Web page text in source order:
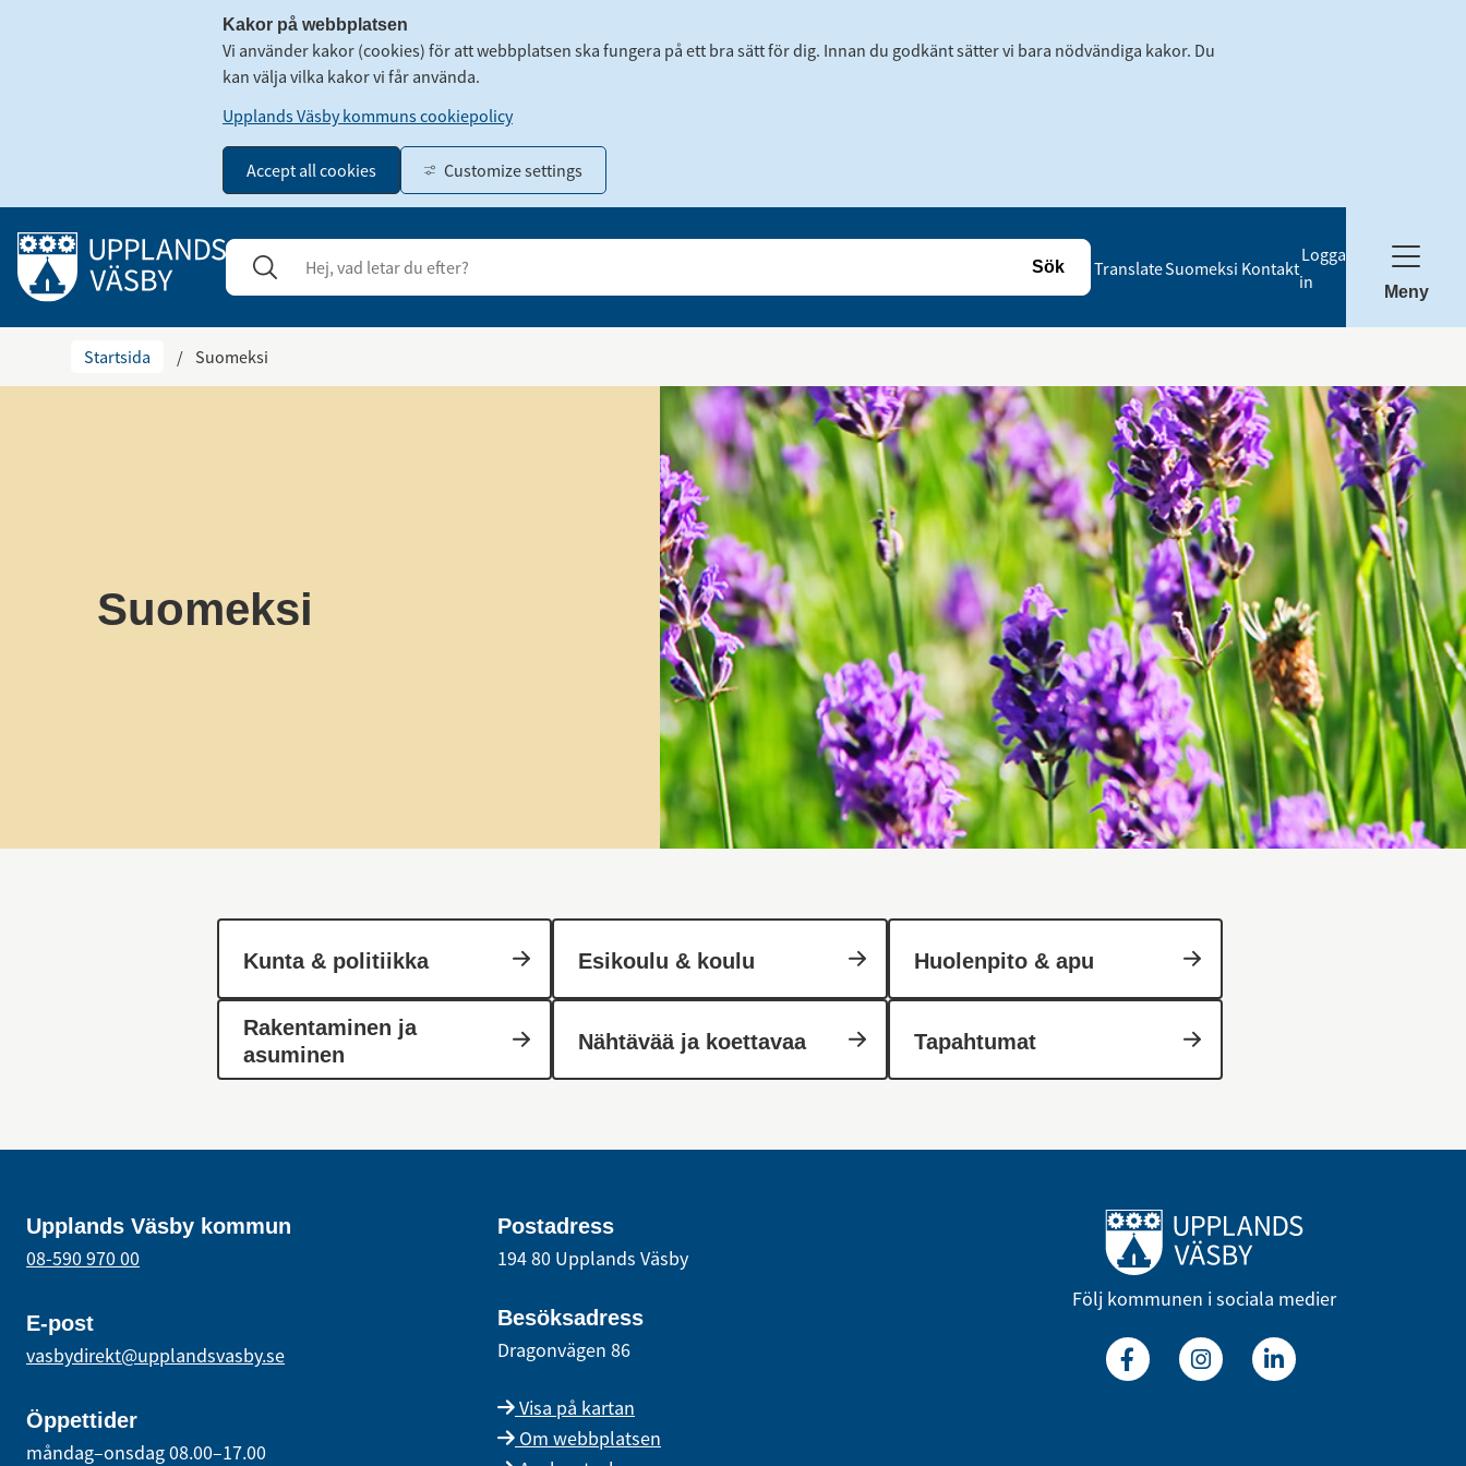
Kakor på webbplatsen
Vi använder kakor (cookies) för att webbplatsen ska fungera på ett bra sätt för dig. Innan du godkänt sätter vi bara nödvändiga kakor. Du
kan välja vilka kakor vi får använda.
Upplands Väsby kommuns cookiepolicy
Accept all cookies Customize settings
Gå till innehåll
Sök
TranslateSuomeksi Kontakt
Logga
in
Meny
Startsida / Suomeksi
Suomeksi
Kunta & politiikka Esikoulu & koulu Huolenpito & apu
Rakentaminen ja
asuminen
Nähtävää ja koettavaa Tapahtumat
Upplands Väsby kommun
08-590 970 00
E-post
vasbydirekt@upplandsvasby.se
Öppettider
måndag–onsdag 08.00–17.00
Postadress
194 80 Upplands Väsby
Besöksadress
Dragonvägen 86
Visa på kartan
Om webbplatsen
Till startsidan
Följ kommunen i sociala medier
FacebookInstagramLinkedin